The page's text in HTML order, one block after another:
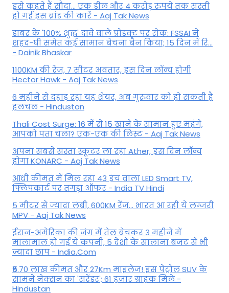
इसे कहते हैं सौदा... एक डील और 4 करोड़ रुपये तक सस्ती
हो गई इस ब्रांड की कारें - Aaj Tak News
डाबर के '100% शुद्ध' दावे वाले प्रोडक्ट पर रोक: FSSAI ने
शहद-घी समेत कई सामान बेचना बैन किया; 15 दिन में रि...
- Dainik Bhaskar
1100KM की रेंज, 7 सीटर अवतार, इस दिन लॉन्च होगी
Hector Hawk - Aaj Tak News
6 महीने से दहाड़ रहा यह शेयर, अब गुरुवार को हो सकती है
हलचल - Hindustan
Thali Cost Surge: 16 में से 15 खाने के सामान हुए महंगे,
आपको पता चला? एक-एक की लिस्ट - Aaj Tak News
अपना सबसे सस्ता स्कूटर ला रहा Ather, इस दिन लॉन्च
होगा KONARC - Aaj Tak News
आधी कीमत में मिल रहा 43 इंच वाला LED Smart TV,
फ्लिपकार्ट पर तगड़ा ऑफर - India TV Hindi
5 मीटर से ज्यादा लंबी, 600KM रेंज... भारत आ रही ये लग्जरी
MPV - Aaj Tak News
ईरान-अमेरिका की जंग में तेल बेचकर 3 महीने में
मालामाल हो गई ये कंपनी, 5 देशों के सालाना बजट से भी
ज्यादा छाप - India.Com
₹5.70 लाख कीमत और 27Km माइलेज! इस पेट्रोल SUV के
सामने नेक्सन का 'सरेंडर'; 61 हजार ग्राहक मिले -
Hindustan